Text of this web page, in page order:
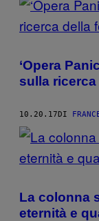
‘Opera
sulla
10.20.17DI
La colonna
eternità e